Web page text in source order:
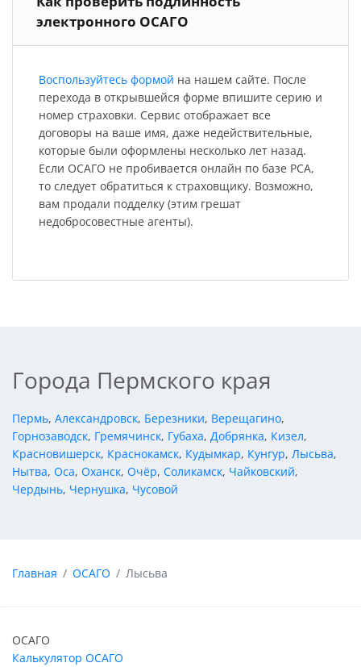
электронного ОСАГО
Воспользуйтесь формой на нашем сайте. После
перехода в открывшейся форме впишите серию и
номер страховки. Сервис отображает все
договоры на ваше имя, даже недействительные,
которые были оформлены несколько лет назад.
Если ОСАГО не пробивается онлайн по базе РСА,
то следует обратиться к страховщику. Возможно,
вам продали подделку (этим грешат
недобросовестные агенты).
Города Пермского края
Пермь, Александровск, Березники, Верещагино,
Горнозаводск, Гремячинск, Губаха, Добрянка, Кизел,
Красновишерск, Краснокамск, Кудымкар, Кунгур, Лысьва,
Нытва, Оса, Оханск, Очёр, Соликамск, Чайковский,
Чердынь, Чернушка, Чусовой
Главная ОСАГО Лысьва
ОСАГО
Калькулятор ОСАГО